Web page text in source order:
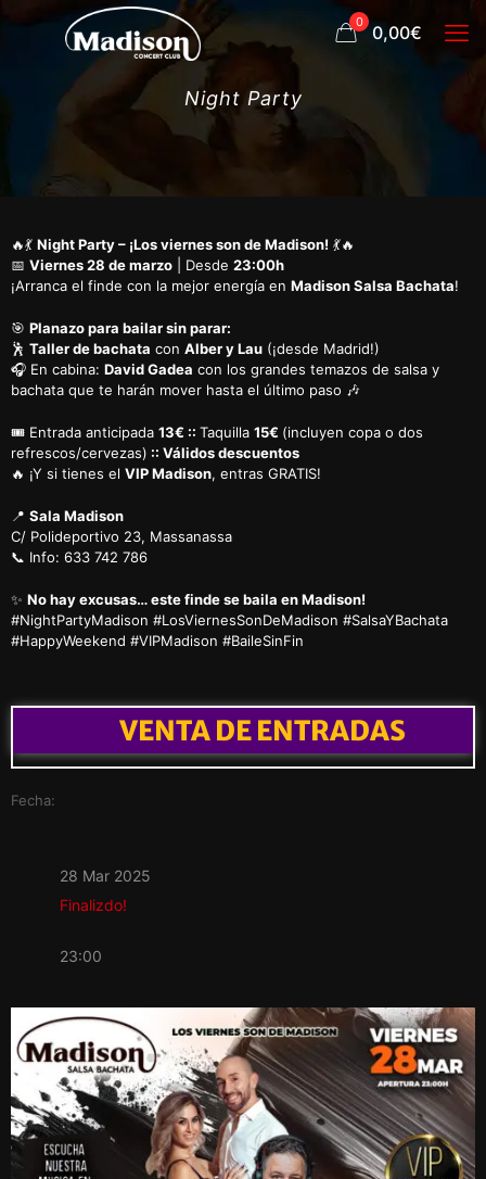
0 0,00€
Night Party
🔥💃 Night Party – ¡Los viernes son de Madison! 💃🔥
📅 Viernes 28 de marzo | Desde 23:00h
¡Arranca el finde con la mejor energía en Madison Salsa Bachata!
🎯 Planazo para bailar sin parar:
🕺 Taller de bachata con Alber y Lau (¡desde Madrid!)
🎧 En cabina: David Gadea con los grandes temazos de salsa y
bachata que te harán mover hasta el último paso 🎶
🎟️ Entrada anticipada 13€ :: Taquilla 15€ (incluyen copa o dos
refrescos/cervezas) :: Válidos descuentos
🔥 ¡Y si tienes el VIP Madison, entras GRATIS!
📍 Sala Madison
C/ Polideportivo 23, Massanassa
📞 Info: 633 742 786
✨ No hay excusas… este finde se baila en Madison!
#NightPartyMadison #LosViernesSonDeMadison #SalsaYBachata
#HappyWeekend #VIPMadison #BaileSinFin
VENTA DE ENTRADAS
Fecha:
28 Mar 2025
Finalizdo!
23:00